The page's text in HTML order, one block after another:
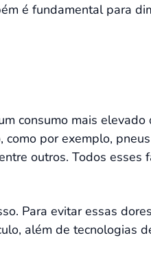
é fundamental para
consumo mais elevado
por exemplo,
outros. Todos esses
Para evitar essas
além de tecnologias